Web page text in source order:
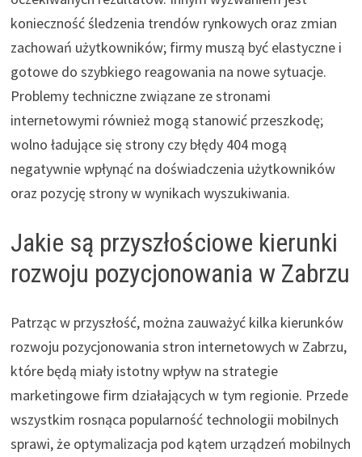
konieczność śledzenia trendów rynkowych oraz zmian
zachowań użytkowników; firmy muszą być elastyczne i
gotowe do szybkiego reagowania na nowe sytuacje.
Problemy techniczne związane ze stronami
internetowymi również mogą stanowić przeszkodę;
wolno ładujące się strony czy błędy 404 mogą
negatywnie wpłynąć na doświadczenia użytkowników
oraz pozycję strony w wynikach wyszukiwania.
Jakie są przyszłościowe kierunki
rozwoju pozycjonowania w Zabrzu
Patrząc w przyszłość, można zauważyć kilka kierunków
rozwoju pozycjonowania stron internetowych w Zabrzu,
które będą miały istotny wpływ na strategie
marketingowe firm działających w tym regionie. Przede
wszystkim rosnąca popularność technologii mobilnych
sprawi, że optymalizacja pod kątem urządzeń mobilnych